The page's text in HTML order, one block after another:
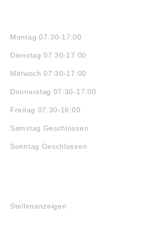
Montag 07:30-17:00
Dienstag 07:30-17:00
Mittwoch 07:30-17:00
Donnerstag 07:30-17:00
Freitag 07:30-16:00
Samstag Geschlossen
Sonntag Geschlossen
Stellenanzeigen